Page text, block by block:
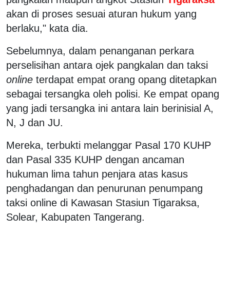
akan di proses sesuai aturan hukum yang
berlaku," kata dia.
Sebelumnya, dalam penanganan perkara
perselisihan antara ojek pangkalan dan taksi
online terdapat empat orang opang ditetapkan
sebagai tersangka oleh polisi. Ke empat opang
yang jadi tersangka ini antara lain berinisial A,
N, J dan JU.
Mereka, terbukti melanggar Pasal 170 KUHP
dan Pasal 335 KUHP dengan ancaman
hukuman lima tahun penjara atas kasus
penghadangan dan penurunan penumpang
taksi online di Kawasan Stasiun Tigaraksa,
Solear, Kabupaten Tangerang.